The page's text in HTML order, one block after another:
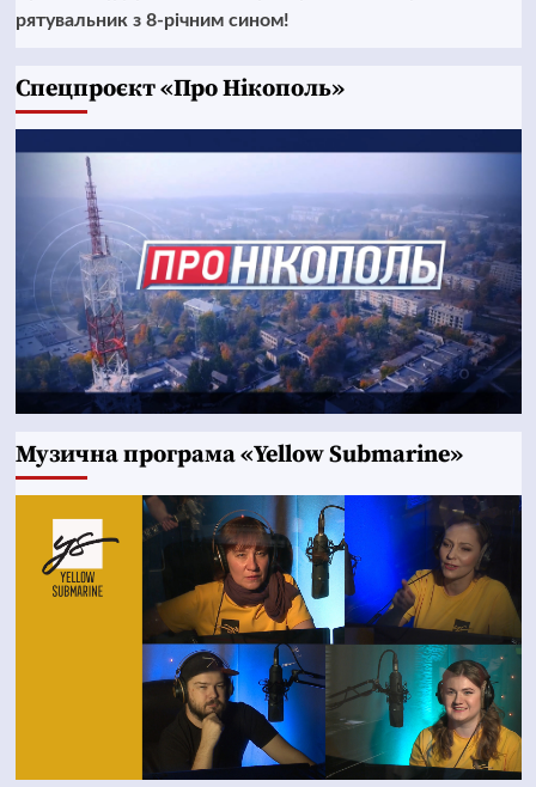
рятувальник з 8-річним сином!
Cпецпроєкт «Про Нікополь»
Музична програма «Yellow Submarine»